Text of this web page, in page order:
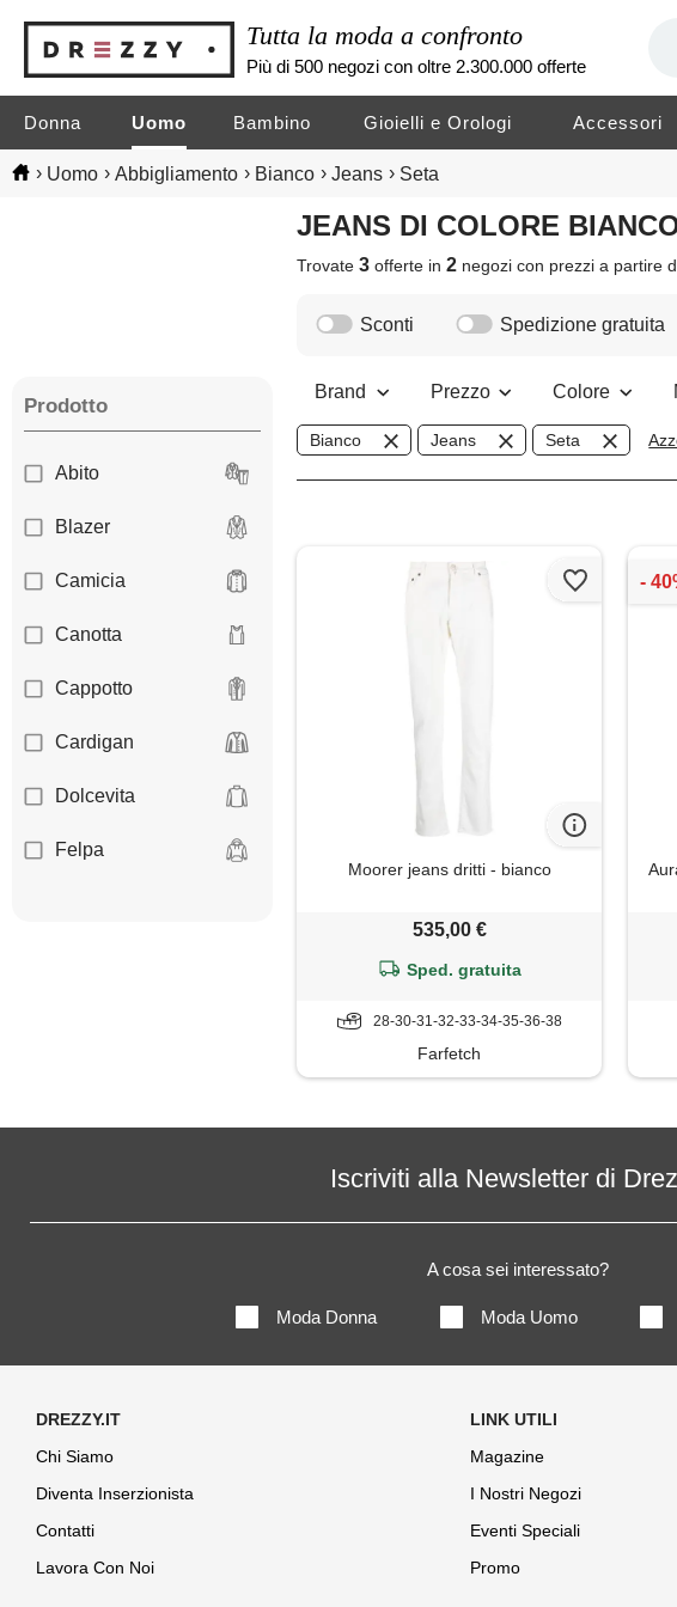
Tutta la moda a confronto
Più di 500 negozi con oltre 2.300.000 offerte
Donna Uomo Bambino Gioielli e Orologi Accessori
› Uomo › Abbigliamento › Bianco › Jeans › Seta
JEANS DI COLORE
Trovate3 offerte in2 negozicon prezzi a partire
Prodotto
Abito
Blazer
Camicia
Canotta
Cappotto
Cardigan
Dolcevita
Felpa
Maglione
Shorts
Sconti Spedizione gratuita
Brand Prezzo Colore
Bianco Jeans Seta
Moorer jeans dritti - bianco
535,00 €
Sped. gratuita
28-30-31-32-33-34-35-36-38
Farfetch
Iscriviti alla Newsletter di
A cosa sei interessato?
Moda Donna Moda Uomo
Chi Siamo
Diventa Inserzionista
Contatti
Lavora Con Noi
Magazine
I Nostri Negozi
Eventi Speciali
Promo